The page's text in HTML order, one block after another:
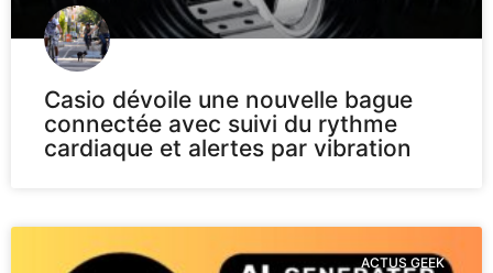
Casio dévoile une nouvelle bague
connectée avec suivi du rythme
cardiaque et alertes par vibration
ACTUS GEEK